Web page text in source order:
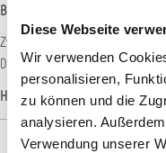
Diese Webseite
Wir verwenden
personalisieren,
zu können und die
analysieren.
Verwendung unserer
Beschreibung
Zwischenpad mit weiblicher
Durchmessers 75 mm ohne
Hersteller-Informationen